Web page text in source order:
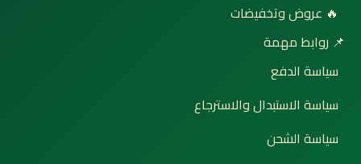
🔥 عروض وتخفيضات
📌 روابط مهمة
سياسة الدفع
سياسة الاستبدال والاسترجاع
سياسة الشحن